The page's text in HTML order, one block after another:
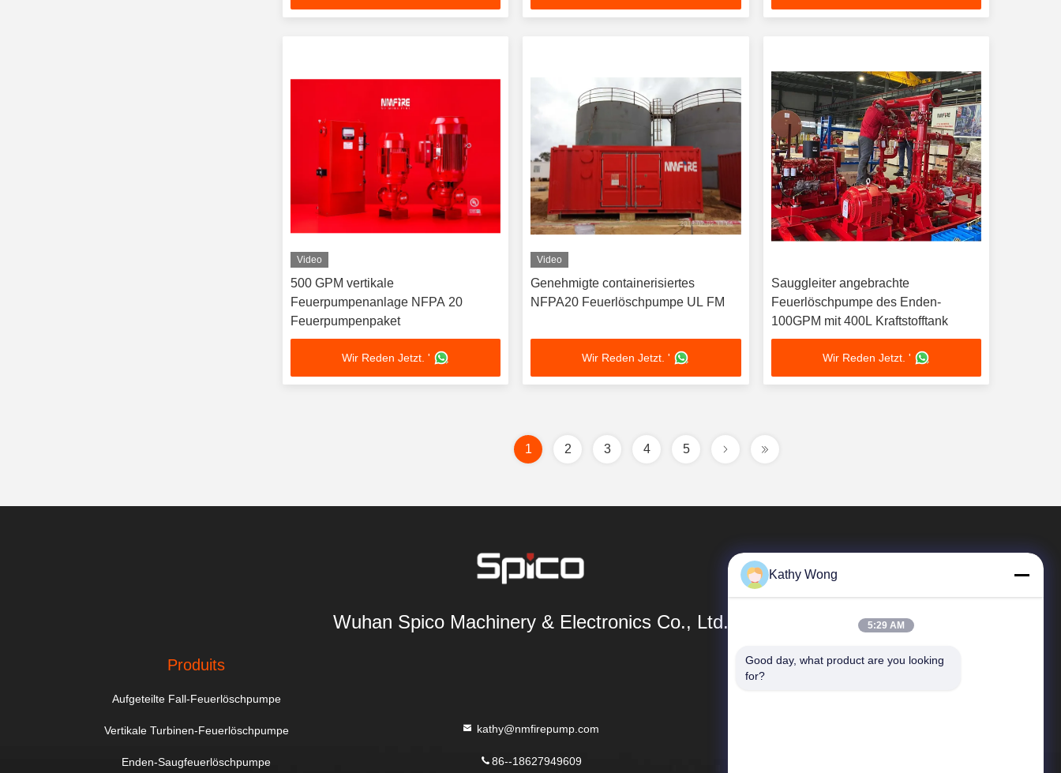
Video
500 GPM vertikale
Feuerpumpenanlage NFPA 20
Feuerpumpenpaket
Wir Reden Jetzt. '
Video
Genehmigte containerisiertes
NFPA20 Feuerlöschpumpe UL FM
Wir Reden Jetzt. '
Sauggleiter angebrachte
Feuerlöschpumpe des Enden-
100GPM mit 400L Kraftstofftank
Wir Reden Jetzt. '
1 2 3 4 5
Wuhan Spico Machinery & Electronics Co., Ltd.
Produits
Aufgeteilte Fall-Feuerlöschpumpe
Vertikale Turbinen-Feuerlöschpumpe
Enden-Saugfeuerlöschpumpe
kathy@nmfirepump.com
86--18627949609
Schnelle Links
Kathy Wong
5:29 AM
Good day, what product are you looking
for?